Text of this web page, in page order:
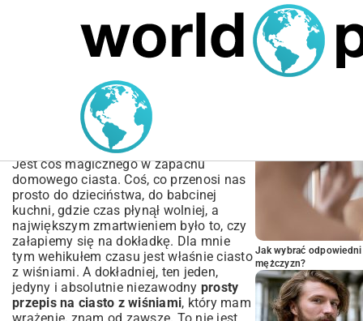
MARIUSZ ŁAMAGA 04.10.2025
Prosty Przepis na Ciasto z
Wiśniami – Idealny
Jest coś magicznego w zapachu
domowego ciasta. Coś, co przenosi nas
prosto do dzieciństwa, do babcinej
kuchni, gdzie czas płynął wolniej, a
największym zmartwieniem było to, czy
załapiemy się na dokładkę. Dla mnie
tym wehikułem czasu jest właśnie ciasto
z wiśniami. A dokładniej, ten jeden,
jedyny i absolutnie niezawodny prosty
przepis na ciasto z wiśniami, który mam
Jak wybrać
mężczyzn?